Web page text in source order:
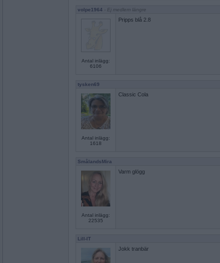
volpe1964 - Ej medlem längre
Antal inlägg:
6106
Pripps blå 2.8
tysken69
Antal inlägg:
1618
Classic Cola
SmålandsMira
Antal inlägg:
22535
Varm glögg
Lill-IT
Jokk tranbär